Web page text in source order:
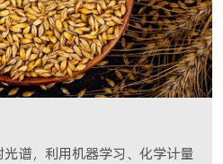
谱，利用机器学习、化学计量